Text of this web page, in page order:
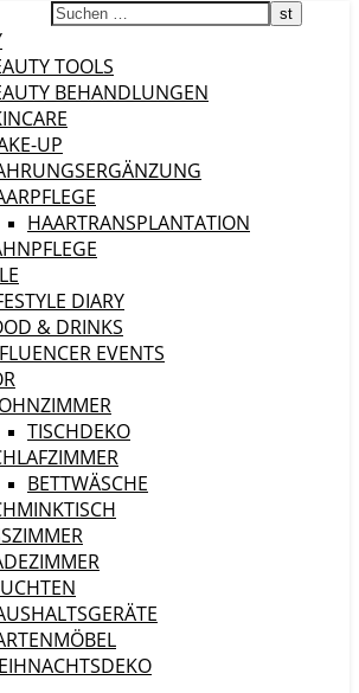
TOOLS
BEHANDLUNGEN
UP
HAARTRANSPLANTATION
DIARY
& DRINKS
EVENTS
TISCHDEKO
BETTWÄSCHE